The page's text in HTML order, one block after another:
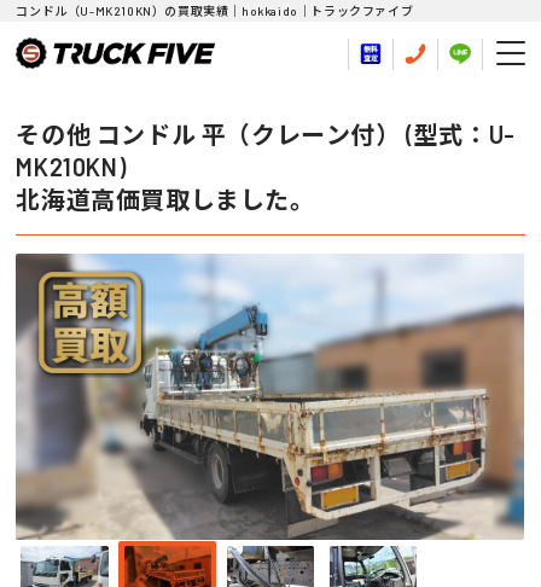
コンドル（U-MK210KN）の買取実績｜hokkaido｜トラックファイブ
その他 コンドル 平（クレーン付） (型式：U-
MK210KN)
北海道高価買取しました。